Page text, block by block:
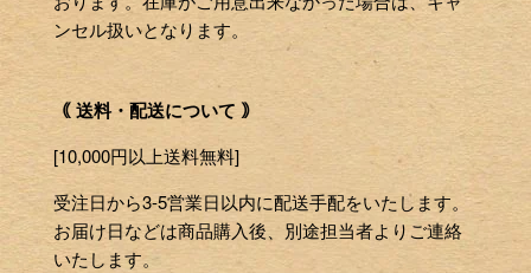
ンセル扱いとなります。
｟ 送料・配送について ｠
[10,000円以上送料無料]
受注日から3-5営業日以内に配送手配をいたします。
お届け日などは商品購入後、別途担当者よりご連絡
いたします。